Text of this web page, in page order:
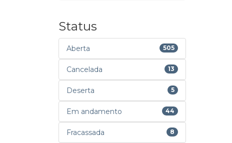
Status
Aberta 505
Cancelada 13
Deserta 5
Em andamento 44
Fracassada 8